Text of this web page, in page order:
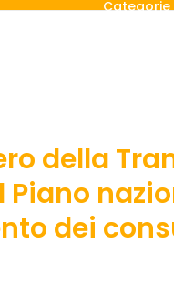
Categorie
della
Piano
dei